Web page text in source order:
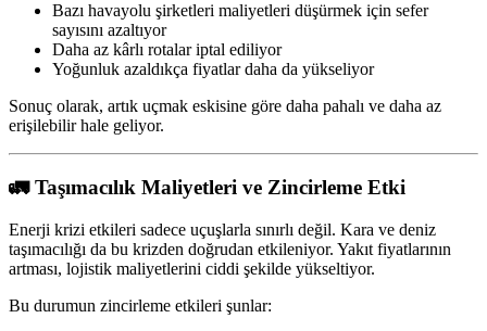
Bazı havayolu şirketleri maliyetleri düşürmek için sefer
sayısını azaltıyor
Daha az kârlı rotalar iptal ediliyor
Yoğunluk azaldıkça fiyatlar daha da yükseliyor
Sonuç olarak, artık uçmak eskisine göre daha pahalı ve daha az
erişilebilir hale geliyor.
🚛 Taşımacılık Maliyetleri ve Zincirleme Etki
Enerji krizi etkileri sadece uçuşlarla sınırlı değil. Kara ve deniz
taşımacılığı da bu krizden doğrudan etkileniyor. Yakıt fiyatlarının
artması, lojistik maliyetlerini ciddi şekilde yükseltiyor.
Bu durumun zincirleme etkileri şunlar: